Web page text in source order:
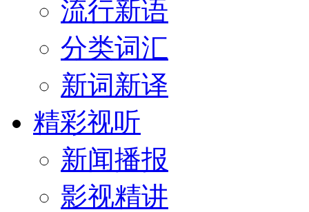
流行新语
分类词汇
新词新译
精彩视听
新闻播报
影视精讲